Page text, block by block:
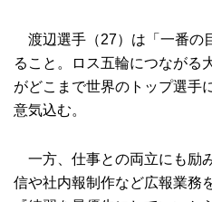
渡辺選手（27）は「一番の
ること。ロス五輪につながる
がどこまで世界のトップ選手
意気込む。
一方、仕事との両立にも励
信や社内報制作など広報業務